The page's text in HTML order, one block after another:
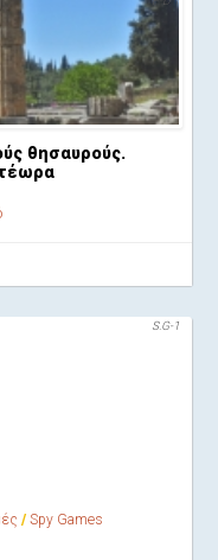
θησαυρούς.
S.G-1
Spy Games